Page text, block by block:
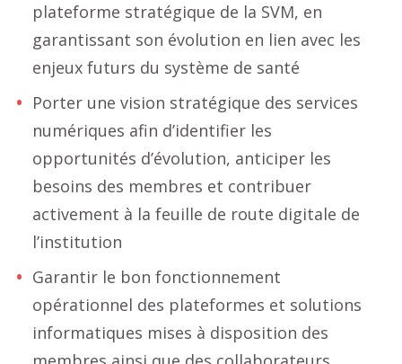
plateforme stratégique de la SVM, en
garantissant son évolution en lien avec les
enjeux futurs du système de santé
Porter une vision stratégique des services
numériques afin d’identifier les
opportunités d’évolution, anticiper les
besoins des membres et contribuer
activement à la feuille de route digitale de
l’institution
Garantir le bon fonctionnement
opérationnel des plateformes et solutions
informatiques mises à disposition des